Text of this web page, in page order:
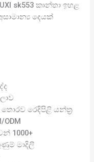
sk553 කාන්තා ඉහළ
දෙයක්
තොරව රෙදිපිළි යන්ත්‍ර
ODM
1000+
මාදිලි